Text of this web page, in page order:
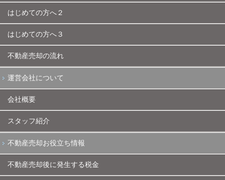
はじめての方へ２
はじめての方へ３
不動産売却の流れ
運営会社について
会社概要
スタッフ紹介
不動産売却お役立ち情報
不動産売却後に発生する税金